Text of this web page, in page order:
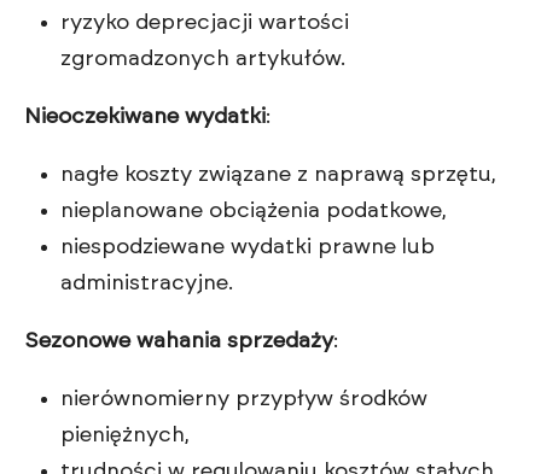
ryzyko deprecjacji wartości
zgromadzonych artykułów.
Nieoczekiwane wydatki:
nagłe koszty związane z naprawą sprzętu,
nieplanowane obciążenia podatkowe,
niespodziewane wydatki prawne lub
administracyjne.
Sezonowe wahania sprzedaży:
nierównomierny przypływ środków
pieniężnych,